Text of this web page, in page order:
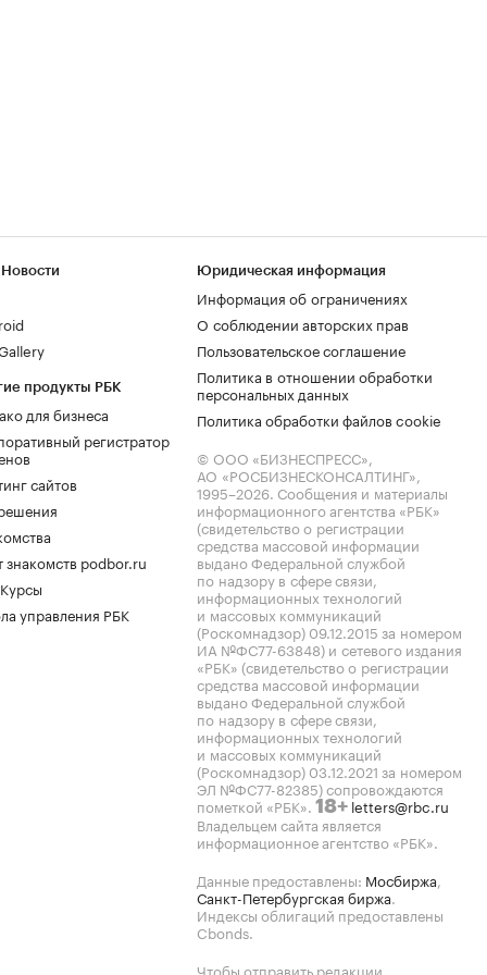
продукты РБК
для бизнеса
регистратор
сайтов
знакомств podbor.ru
управления РБК
Юридическая информация
Информация об ограничениях
О соблюдении авторских прав
Пользовательское соглашение
Политика в отношении обработки
персональных данных
Политика обработки файлов cookie
© ООО «БИЗНЕСПРЕСС»,
АО «РОСБИЗНЕСКОНСАЛТИНГ»,
1995–2026. Сообщения и материалы
информационного агентства «РБК»
(свидетельство о регистрации
средства массовой информации
выдано Федеральной службой
по надзору в сфере связи,
информационных технологий
и массовых коммуникаций
(Роскомнадзор) 09.12.2015 за номером
ИА №ФС77-63848) и сетевого издания
«РБК» (свидетельство о регистрации
средства массовой информации
выдано Федеральной службой
по надзору в сфере связи,
информационных технологий
и массовых коммуникаций
(Роскомнадзор) 03.12.2021 за номером
ЭЛ №ФС77-82385) сопровождаются
пометкой «РБК». 18+ letters@rbc.ru
Владельцем сайта является
информационное агентство «РБК».
Данные предоставлены: Мосбиржа,
Санкт-Петербургская биржа.
Индексы облигаций предоставлены
Cbonds.
Чтобы отправить редакции